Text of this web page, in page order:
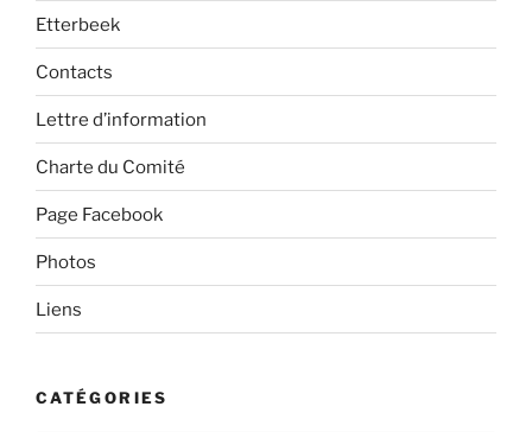
Etterbeek
Contacts
Lettre d’information
Charte du Comité
Page Facebook
Photos
Liens
CATÉGORIES